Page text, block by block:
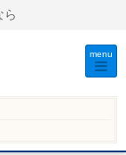
ら
menu